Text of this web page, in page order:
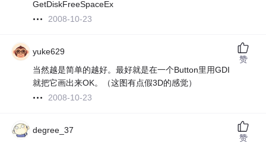
GetDiskFreeSpaceEx
2008-10-23
yuke629
当然越是简单的越好。最好就是在一个Button里用GDI
就把它画出来OK。（这图有点假3D的感觉）
2008-10-23
赞
degree_37
赞